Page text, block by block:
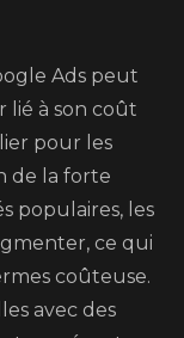
Ads peut
lié à son coût
pour les
de la forte
populaires, les
ce qui
coûteuse.
avec des